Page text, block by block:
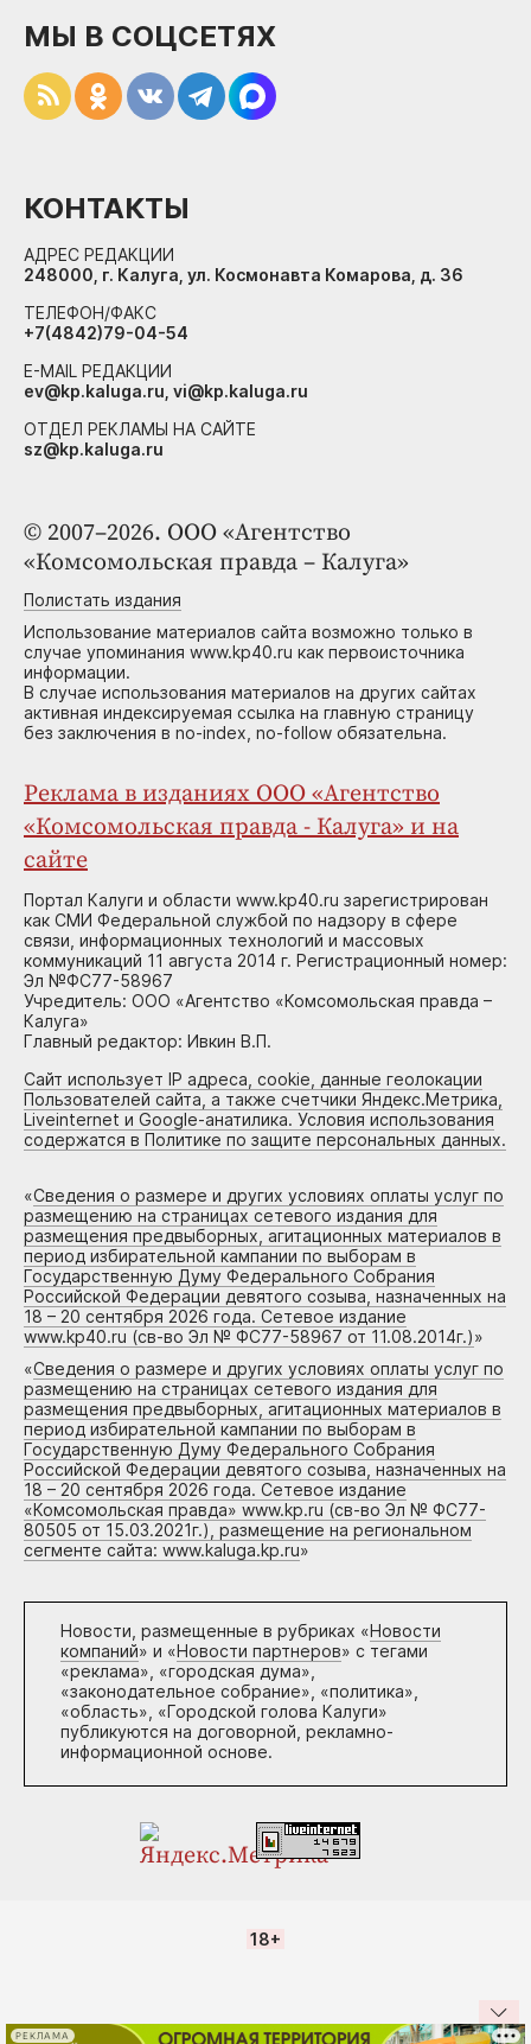
© 2007–2026. ООО «Агентство
«Комсомольская правда – Калуга»
Полистать издания
Использование материалов сайта возможно только в
случае упоминания www.kp40.ru как первоисточника
информации.
В случае использования материалов на других сайтах
активная индексируемая ссылка на главную страницу
без заключения в no-index, no-follow обязательна.
Реклама в изданиях ООО «Агентство
«Комсомольская правда - Калуга» и на
сайте
Портал Калуги и области www.kp40.ru зарегистрирован
как СМИ Федеральной службой по надзору в сфере
связи, информационных технологий и массовых
коммуникаций 11 августа 2014 г. Регистрационный номер:
Эл №ФС77-58967
Учредитель: ООО «Агентство «Комсомольская правда –
Калуга»
Главный редактор: Ивкин В.П.
Сайт использует IP адреса, cookie, данные геолокации
Пользователей сайта, а также счетчики Яндекс.Метрика,
Liveinternet и Google-анатилика. Условия использования
содержатся в Политике по защите персональных данных.
«Сведения о размере и других условиях оплаты услуг по
размещению на страницах сетевого издания для
размещения предвыборных, агитационных материалов в
период избирательной кампании по выборам в
Государственную Думу Федерального Собрания
Российской Федерации девятого созыва, назначенных на
18 – 20 сентября 2026 года. Сетевое издание
www.kp40.ru (св-во Эл № ФС77-58967 от 11.08.2014г.)»
«Сведения о размере и других условиях оплаты услуг по
размещению на страницах сетевого издания для
размещения предвыборных, агитационных материалов в
период избирательной кампании по выборам в
Государственную Думу Федерального Собрания
Российской Федерации девятого созыва, назначенных на
18 – 20 сентября 2026 года. Сетевое издание
«Комсомольская правда» www.kp.ru (св-во Эл № ФС77-
80505 от 15.03.2021г.), размещение на региональном
сегменте сайта: www.kaluga.kp.ru»
Новости, размещенные в рубриках «Новости
компаний» и «Новости партнеров» с тегами
«реклама», «городская дума»,
«законодательное собрание», «политика»,
«область», «Городской голова Калуги»
публикуются на договорной, рекламно-
информационной основе.
МЫ В СОЦСЕТЯХ
КОНТАКТЫ
АДРЕС РЕДАКЦИИ
248000, г. Калуга, ул. Космонавта Комарова, д. 36
ТЕЛЕФОН/ФАКС
+7(4842)79-04-54
E-MAIL РЕДАКЦИИ
ev@kp.kaluga.ru, vi@kp.kaluga.ru
ОТДЕЛ РЕКЛАМЫ НА САЙТЕ
sz@kp.kaluga.ru
18+
РЕКЛАМА